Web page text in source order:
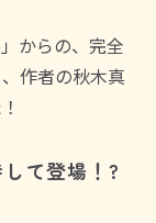
からの、完全
作者の秋木真
て登場！?